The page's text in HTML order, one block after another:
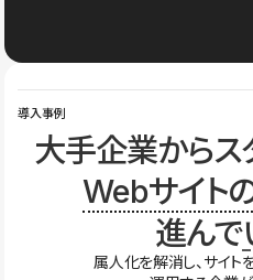
導入事例
大手企業からス
Webサイト
進んで
属人化を解消し、サイト